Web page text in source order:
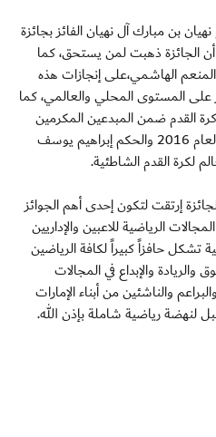
بن مبارك آل نهيان الفائز بجائزة
أن الجائزة ذهبت لمن يستحق، كما
الهاشمي،على إنجازات هذه
على المستوى المحلي والعالمي، كما
القدم ضمن المبدعين المكرمين
وهما عموري أحسن لاعب في آسيا لعام 2016 والحكم إبراهيم يوسف
لكرة القدم الشاطئية.
إرتقت لتكون إحدى أهم الجوائز
الرياضية للاعبين والإداريين
تشكل حافزاً كبيراً لكافة الرياضين
والريادة والإبداع في المجالات
والناشئين من أبناء الإمارات
لنهضة رياضية شاملة بإذن الله.